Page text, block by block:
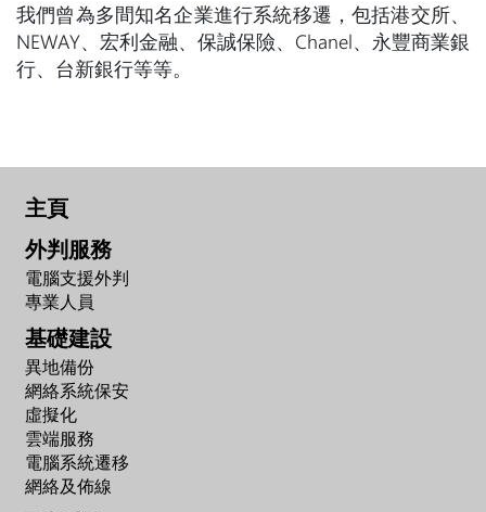
我們曾為多間知名企業進行系統移遷，包括港交所、
NEWAY、宏利金融、保誠保險、Chanel、永豐商業銀
行、台新銀行等等。
主頁
外判服務
電腦支援外判
專業人員
基礎建設
異地備份
網絡系統保安
虛擬化
雲端服務
電腦系統遷移
網絡及佈線